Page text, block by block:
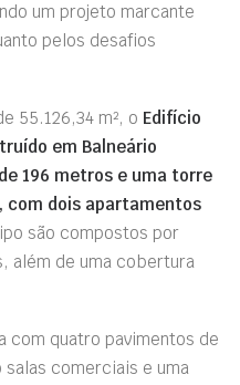
um projeto marcante
pelos desafios
55.126,34 m², o Edifício
em Balneário
196 metros e uma torre
com dois apartamentos
são compostos por
além de uma cobertura
com quatro pavimentos de
comerciais e uma